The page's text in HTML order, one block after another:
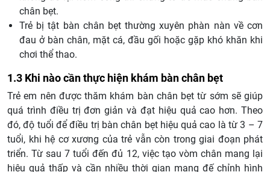
chân bẹt.
Trẻ bị tật bàn chân bẹt thường xuyên phàn nàn về cơn
đau ở bàn chân, mặt cá, đầu gối hoặc gặp khó khăn khi
chơi thể thao.
1.3 Khi nào cần thực hiện khám bàn chân bẹt
Trẻ em nên được thăm khám bàn chân bẹt từ sớm sẽ giúp
quá trình điều trị đơn giản và đạt hiệu quả cao hơn. Theo
đó, độ tuổi để điều trị bàn chân bẹt hiệu quả cao là từ 3 – 7
tuổi, khi hệ cơ xương của trẻ vẫn còn trong giai đoạn phát
triển. Từ sau 7 tuổi đến đủ 12, việc tạo vòm chân mang lại
hiệu quả thấp và cần nhiều thời gian mang đế chỉnh hình